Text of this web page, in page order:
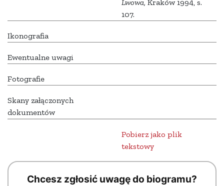
Lwowa, Kraków 1994, s.
107.
Ikonografia
Ewentualne uwagi
Fotografie
Skany załączonych
dokumentów
Pobierz jako plik
tekstowy
Chcesz zgłosić uwagę do biogramu?